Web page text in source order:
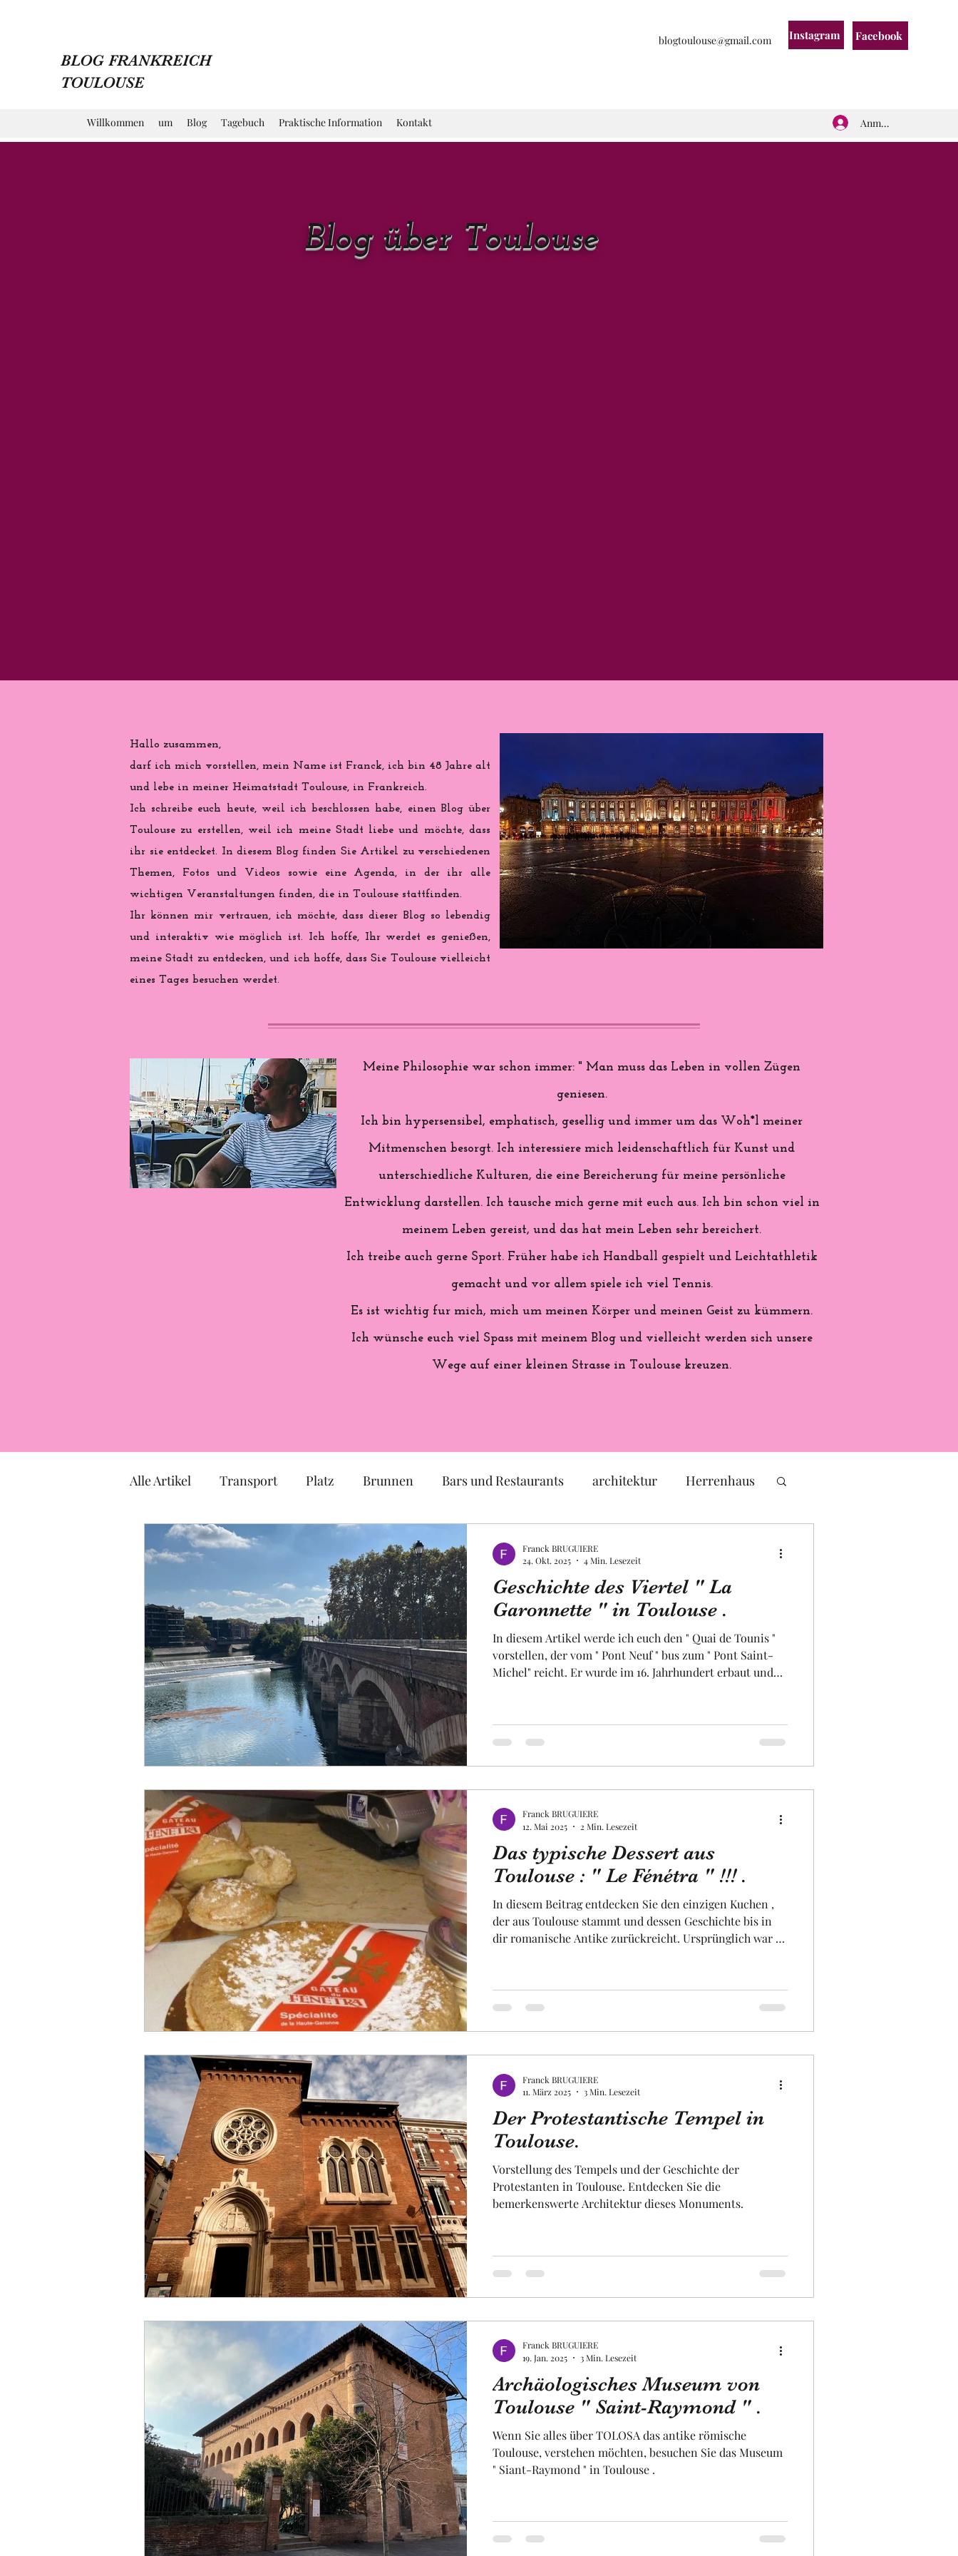
BLOG FRANKREICH
TOULOUSE
blogtoulouse@gmail.com Instagram Facebook
Willkommen um Blog Tagebuch Praktische Information Kontakt Anmelden
Blog über Toulouse
Hallo zusammen,
darf ich mich vorstellen, mein Name ist Franck, ich bin 48 Jahre alt
und lebe in meiner Heimatstadt Toulouse, in Frankreich.
Ich schreibe euch heute, weil ich beschlossen habe, einen Blog über
Toulouse zu erstellen, weil ich meine Stadt liebe und möchte, dass
ihr sie entdecket. In diesem Blog finden Sie Artikel zu verschiedenen
Themen, Fotos und Videos sowie eine Agenda, in der ihr alle
wichtigen Veranstaltungen finden, die in Toulouse stattfinden.
Ihr können mir vertrauen, ich möchte, dass dieser Blog so lebendig
und interaktiv wie möglich ist. Ich hoffe, Ihr werdet es genießen,
meine Stadt zu entdecken, und ich hoffe, dass Sie Toulouse vielleicht
eines Tages besuchen werdet.
Meine Philosophie war schon immer: " Man muss das Leben in vollen Zügen
geniesen.
Ich bin hypersensibel, emphatisch, gesellig und immer um das Woh*l meiner
Mitmenschen besorgt. Ich interessiere mich leidenschaftlich für Kunst und
unterschiedliche Kulturen, die eine Bereicherung für meine persönliche
Entwicklung darstellen. Ich tausche mich gerne mit euch aus. Ich bin schon viel in
meinem Leben gereist, und das hat mein Leben sehr bereichert.
Ich treibe auch gerne Sport. Früher habe ich Handball gespielt und Leichtathletik
gemacht und vor allem spiele ich viel Tennis.
Es ist wichtig fur mich, mich um meinen Körper und meinen Geist zu kümmern.
Ich wünsche euch viel Spass mit meinem Blog und vielleicht werden sich unsere
Wege auf einer kleinen Strasse in Toulouse kreuzen.
Alle Artikel Transport Platz Brunnen Bars und Restaurants architektur Herrenhaus
Markt Kirche
TOULOUSE Okzitanien Politik Statue Skulptur Pastell lokales Handwerk
Designer Handwerker Obst und Gemüse Luftfahrt Fakultät Universität
Religion Festival Europa Raum
Geschichte des Viertel " La
Garonnette " in Toulouse .
In diesem Artikel werde ich euch den " Quai de Tounis "
vorstellen, der vom " Pont Neuf " bus zum " Pont Saint-
Michel" reicht. Er wurde im 16. Jahrhundert erbaut und
Gebäuden. Wir werden uns auch dem Hintern Viertel, "
La Garonnette ", zuwenden, das früher von einem Arm
Franck BRUGUIERE
24. Okt. 2025
4 Min. Lesezeit
Das typische Dessert aus
Toulouse : " Le Fénétra " !!! .
In diesem Beitrag entdecken Sie den einzigen Kuchen ,
der aus Toulouse stammt und dessen Geschichte bis in
dir romanische Antike zurückreicht. Ursprünglich war es
den Göttern Opfer darzubringen. Später wurde er mit
einem Volksfest in Verbindung gebracht. Im Mittelalter
Franck BRUGUIERE
12. Mai 2025
2 Min. Lesezeit
Der Protestantische Tempel in
Toulouse.
Vorstellung des Tempels und der Geschichte der
Protestanten in Toulouse. Entdecken Sie die
bemerkenswerte Architektur dieses Monuments.
Franck BRUGUIERE
11. März 2025
3 Min. Lesezeit
Archäologisches Museum von
Toulouse " Saint-Raymond " .
Wenn Sie alles über TOLOSA das antike römische
Toulouse, verstehen möchten, besuchen Sie das Museum
" Siant-Raymond " in Toulouse .
Franck BRUGUIERE
19. Jan. 2025
3 Min. Lesezeit